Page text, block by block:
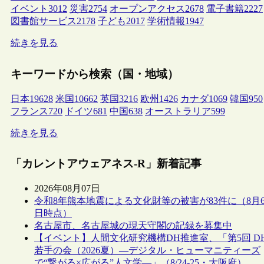
イベント 3012 災害2754 オープンアクセス2678 電子書籍2227
図書館サービス2178 子ども2017 学術情報1947
続きを見る
キーワードから検索（国・地域）
日本19628 米国 10662 英国3216 欧州 1426 カナダ1069 韓国950
フランス720 ドイツ681 中国638 オーストラリア599
続きを見る
「カレントアウェアネス-R」新着記事
2026年08月07日
令和8年熊本地震による文化財等の被害が83件に（8月
日時点）
名古屋市、名古屋城の現天守閣の記録を募集中
【イベント】人間文化研究機構DH推進室、「第5回
若手の会（2026夏）―デジタル・ヒューマニティーズ